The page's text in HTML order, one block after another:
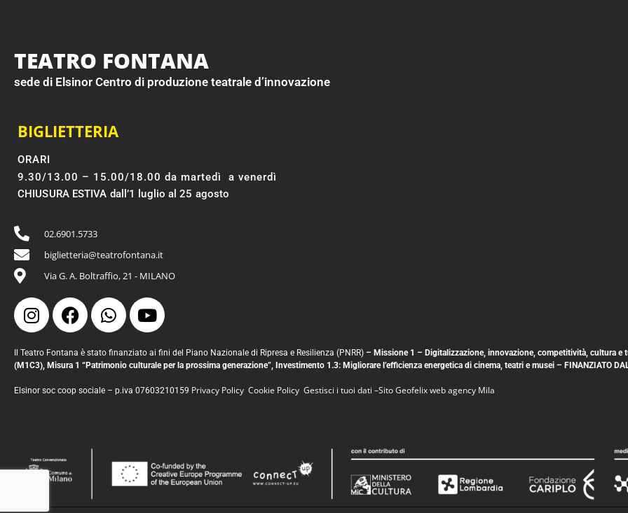
TEATRO FONTANA
sede di Elsinor Centro di produzione teatrale d’innovazione
BIGLIETTERIA
ORARI
9.30/13.00 – 15.00/18.00 da martedì a venerdì
CHIUSURA ESTIVA dall’1 luglio al 25 agosto
02.6901.5733
biglietteria@teatrofontana.it
Via G. A. Boltraffio, 21 - MILANO
Il Teatro Fontana è stato finanziato ai fini del Piano Nazionale di Ripresa e Resilienza (PNRR) – Missione 1 – Digitalizzazione, innovazione, competitività, cultura e
(M1C3), Misura 1 “Patrimonio culturale per la prossima generazione”, Investimento 1.3: Migliorare l’efficienza energetica di cinema, teatri e musei – FINANZIATO
Elsinor soc coop sociale – p.iva 07603210159 Privacy Policy Cookie Policy Gestisci i tuoi dati –SitoGeofelix web agency Mila